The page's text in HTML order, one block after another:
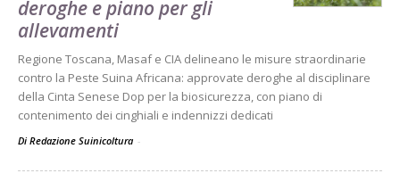
deroghe e piano per gli
allevamenti
Regione Toscana, Masaf e CIA delineano le misure straordinarie
contro la Peste Suina Africana: approvate deroghe al disciplinare
della Cinta Senese Dop per la biosicurezza, con piano di
contenimento dei cinghiali e indennizzi dedicati
Di Redazione Suinicoltura -